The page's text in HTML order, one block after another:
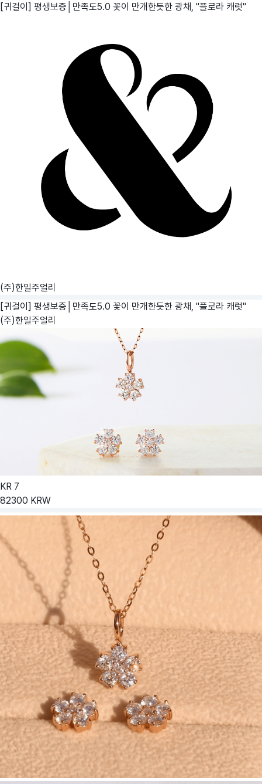
[귀걸이] 평생보증│만족도5.0 꽃이 만개한듯한 광채, "플로라 캐럿"
(주)한일주얼리
[귀걸이] 평생보증│만족도5.0 꽃이 만개한듯한 광채, "플로라 캐럿"
(주)한일주얼리
KR 7
82300 KRW